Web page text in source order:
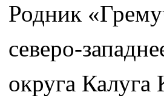
Родник
северо-
округа Калуга